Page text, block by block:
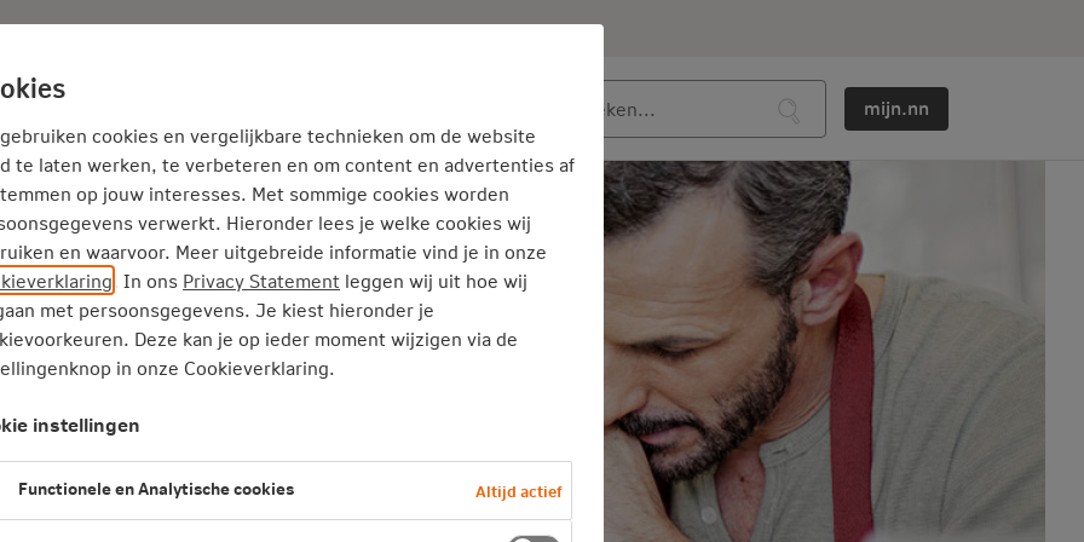
Adviseur Nieuws
Service en Contact mijn.nn
cookies en vergelijkbare technieken om de website
te laten werken, te verbeteren en om content en advertenties af
op jouw interesses. Met sommige cookies worden
verwerkt. Hieronder lees je welke cookies wij
en waarvoor. Meer uitgebreide informatie vind je in onze
. In ons Privacy Statement leggen wij uit hoe wij
met persoonsgegevens. Je kiest hieronder je
Deze kan je op ieder moment wijzigen via de
in onze Cookieverklaring.
instellingen
Functionele en Analytische cookies Altijd actief